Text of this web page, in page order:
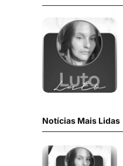
Notícias Mais Lidas